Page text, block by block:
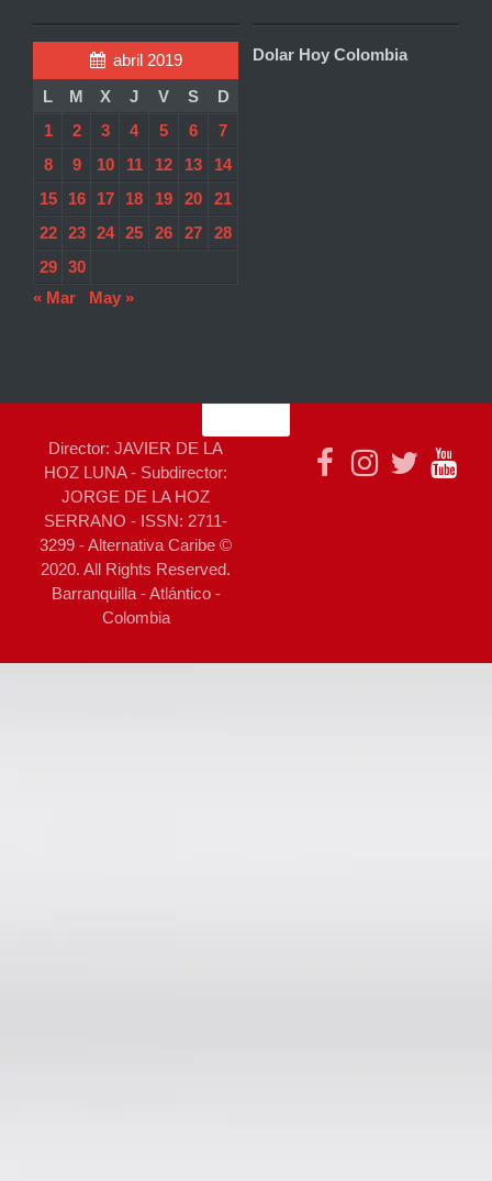
abril 2019
L
M X J V S
D
1
2 3 4 5 6
7
8
9 10 11 12 13
14
15
16 17 18 19 20
21
22
23 24 25 26 27
28
29
30
« Mar
May »
Dolar Hoy Colombia
Director: JAVIER DE LA
HOZ LUNA - Subdirector:
JORGE DE LA HOZ
SERRANO - ISSN: 2711-
3299 - Alternativa Caribe ©
2020. All Rights Reserved.
Barranquilla - Atlántico -
Colombia